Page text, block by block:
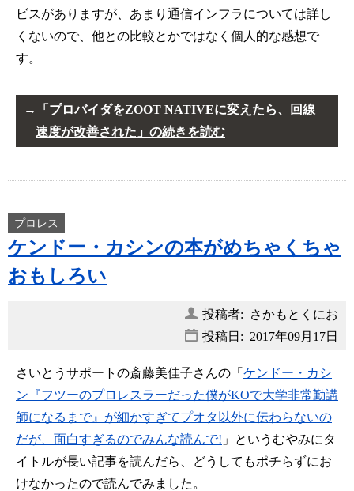
ビスがありますが、あまり通信インフラについては詳し
くないので、他との比較とかではなく個人的な感想で
す。
「プロバイダをZOOT NATIVEに変えたら、回線
速度が改善された」の続きを読む
プロレス
ケンドー・カシンの本がめちゃくちゃ
おもしろい
投稿者: さかもとくにお
投稿日: 2017年09月17日
さいとうサポートの斎藤美佳子さんの「 ケンドー・カシ
ン『フツーのプロレスラーだった僕がKOで大学非常勤講
師になるまで』が細かすぎてプオタ以外に伝わらないの
だが、面白すぎるのでみんな読んで! 」というむやみにタ
イトルが長い記事を読んだら、どうしてもポチらずにお
けなかったので読んでみました。